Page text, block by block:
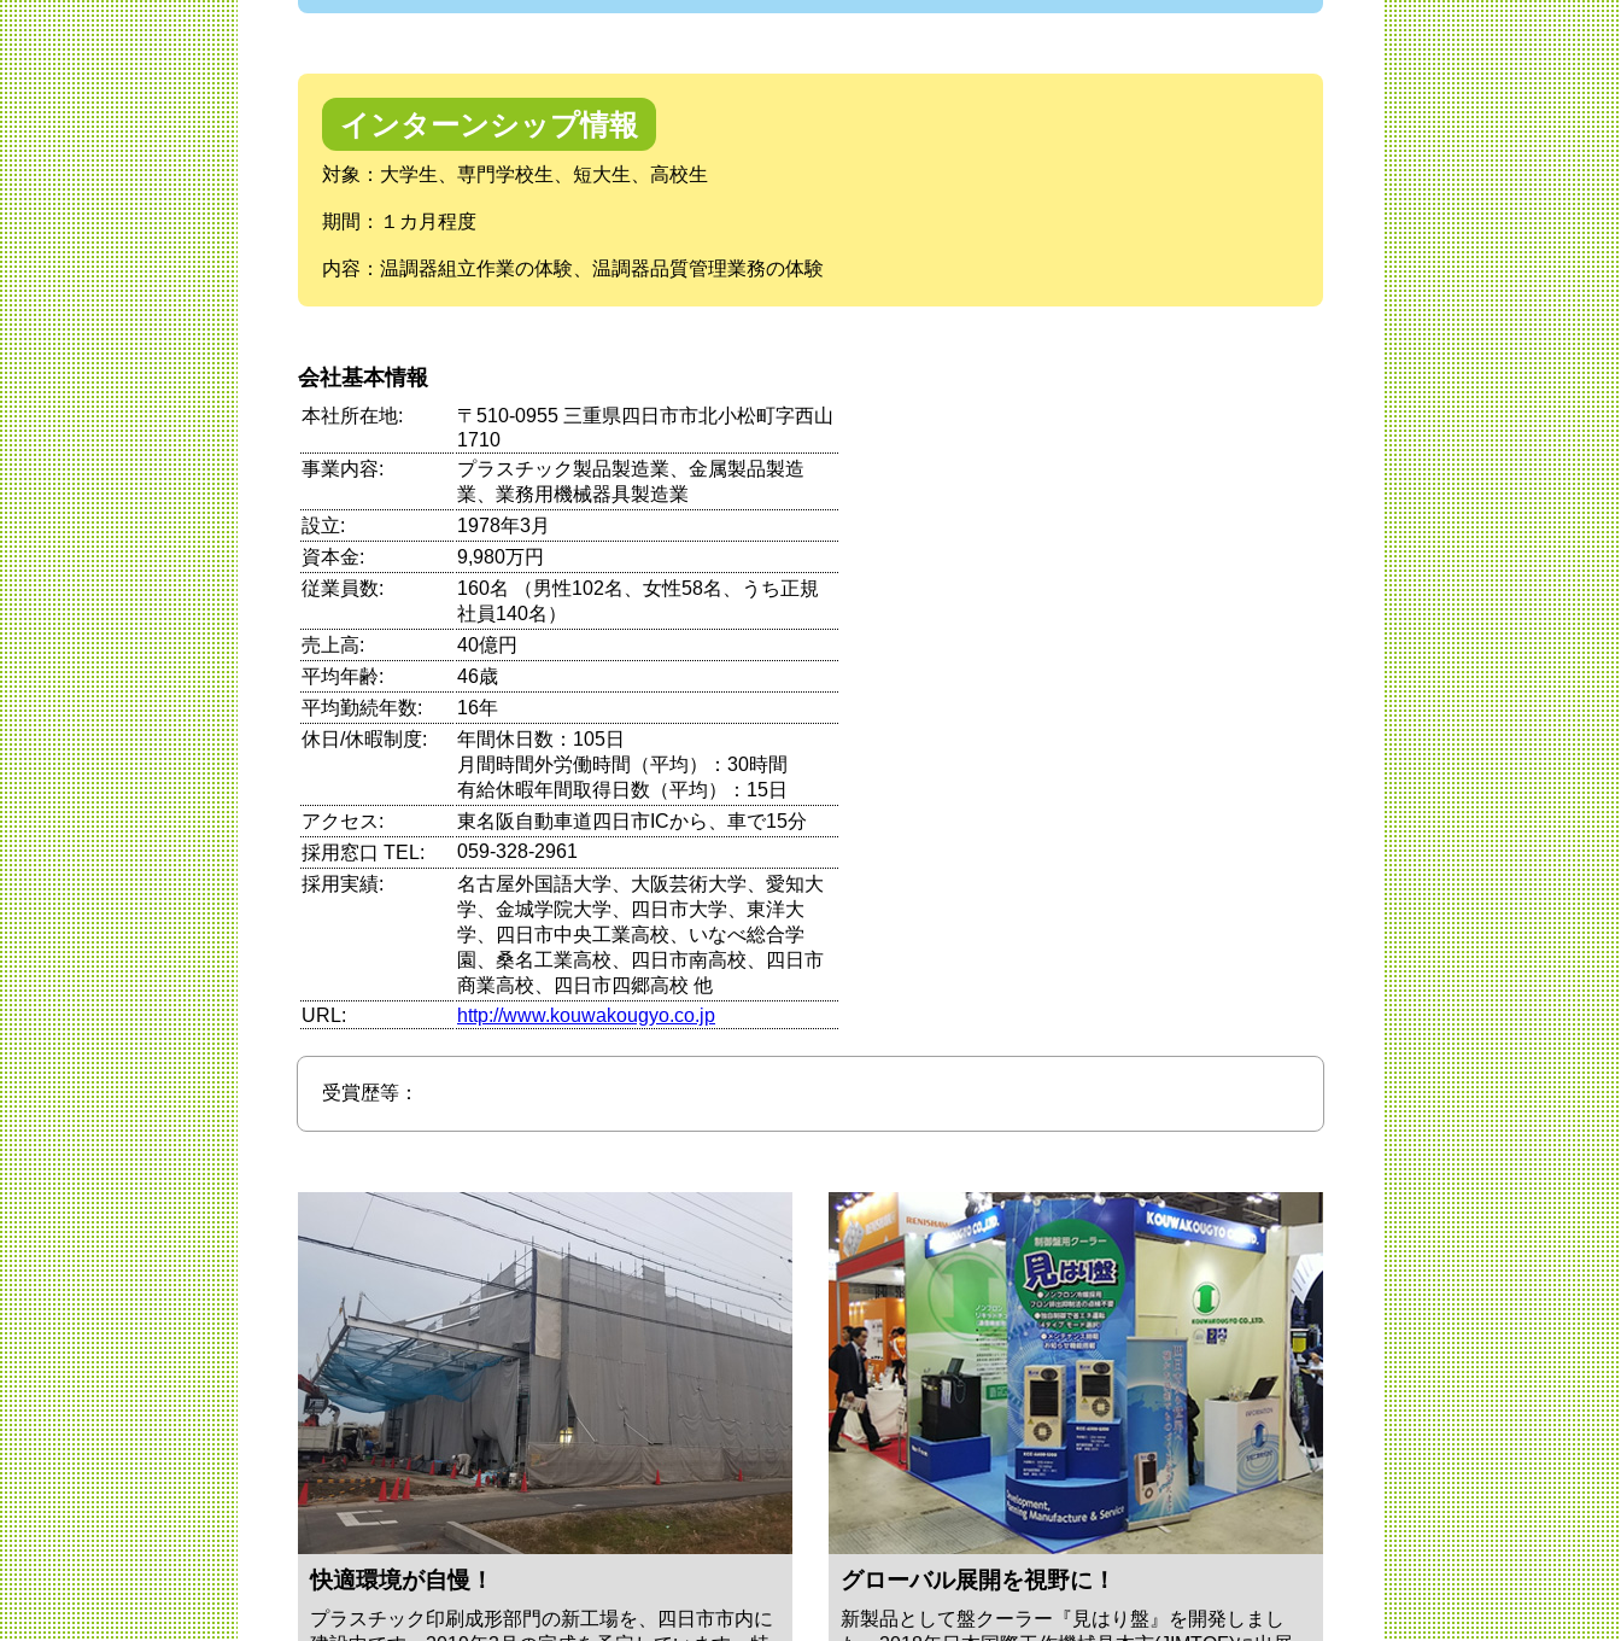
インターンシップ情報
対象：大学生、専門学校生、短大生、高校生
期間：１カ月程度
内容：温調器組立作業の体験、温調器品質管理業務の体験
会社基本情報
本社所在地:
〒510-0955 三重県四日市市北小松町字西山
1710
事業内容:
プラスチック製品製造業、金属製品製造
業、業務用機械器具製造業
設立:
1978年3月
資本金:
9,980万円
従業員数:
160名 （男性102名、女性58名、うち正規
社員140名）
売上高:
40億円
平均年齢:
46歳
平均勤続年数:
16年
休日/休暇制度:
年間休日数：105日
月間時間外労働時間（平均）：30時間
有給休暇年間取得日数（平均）：15日
アクセス:
東名阪自動車道四日市ICから、車で15分
採用窓口 TEL:
059-328-2961
採用実績:
名古屋外国語大学、大阪芸術大学、愛知大
学、金城学院大学、四日市大学、東洋大
学、四日市中央工業高校、いなべ総合学
園、桑名工業高校、四日市南高校、四日市
商業高校、四日市四郷高校 他
URL:
http://www.kouwakougyo.co.jp
受賞歴等：
快適環境が自慢！
プラスチック印刷成形部門の新工場を、四日市市内に
グローバル展開を視野に！
新製品として盤クーラー『見はり盤』を開発しまし